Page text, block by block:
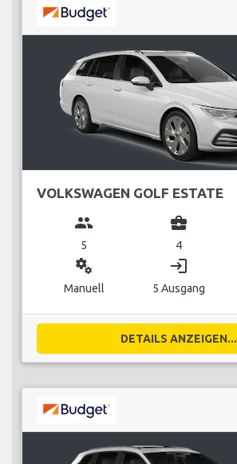
VOLKSWAGEN GOLF ESTATE
group
5
business_center
4
miscellaneous_services
Manuell
login
5 Ausgang
DETAILS ANZEIGEN...